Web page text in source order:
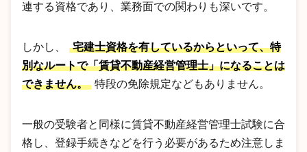
連する資格であり、業務面での関わりも深いです。
しかし、
宅建士資格を有しているからといって、特
別なルートで「賃貸不動産経営管理士」になることは
できません。 特段の免除規定などもありません。
一般の受験者と同様に賃貸不動産経営管理士試験に合
格し、登録手続きなどを行う必要があるため注意しま